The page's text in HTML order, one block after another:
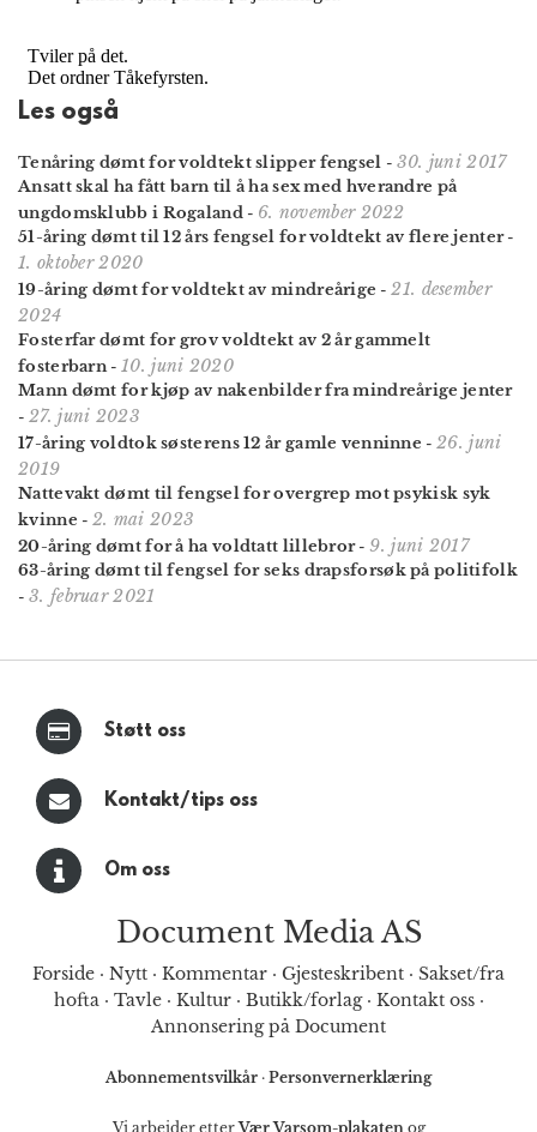
Les også
Tenåring dømt for voldtekt slipper fengsel - 30. juni 2017
Ansatt skal ha fått barn til å ha sex med hverandre på
ungdomsklubb i Rogaland- 6. november 2022
51-åring dømt til 12 års fengsel for voldtekt av flere jenter-
1. oktober 2020
19-åring dømt for voldtekt av mindreårige -21. desember
2024
Fosterfar dømt for grov voldtekt av 2 år gammelt
fosterbarn- 10. juni 2020
Mann dømt for kjøp av nakenbilder fra mindreårige jenter
- 27. juni 2023
17-åring voldtok søsterens 12 år gamle venninne -26. juni
2019
Nattevakt dømt til fengsel for overgrep mot psykisk syk
kvinne - 2. mai 2023
20-åring dømt for å ha voldtatt lillebror-9. juni 2017
63-åring dømt til fengsel for seks drapsforsøk på politifolk
- 3. februar 2021
Støtt oss
Kontakt/tips oss
Om oss
Document Media AS
Forside · Nytt · Kommentar · Gjesteskribent · Sakset/fra
hofta· Tavle· Kultur· Butikk/forlag· Kontakt oss·
Annonsering på Document
Abonnementsvilkår · Personvernerklæring
Vi arbeider etterVær Varsom-plakaten og